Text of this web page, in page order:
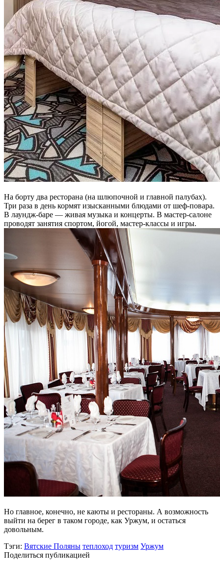
На борту два ресторана (на шлюпочной и главной палубах).
Три раза в день кормят изысканными блюдами от шеф-повара.
В лаундж-баре — живая музыка и концерты. В мастер-салоне
проводят занятия спортом, йогой, мастер-классы и игры.
Но главное, конечно, не каюты и рестораны. А возможность
выйти на берег в таком городе, как Уржум, и остаться
довольным.
Тэги: Вятские Поляны теплоход туризм Уржум
Поделиться публикацией